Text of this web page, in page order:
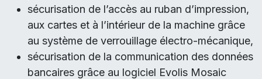
sécurisation de l’accès au ruban d’impression,
aux cartes et à l’intérieur de la machine grâce
au système de verrouillage électro-mécanique,
sécurisation de la communication des données
bancaires grâce au logiciel Evolis Mosaic